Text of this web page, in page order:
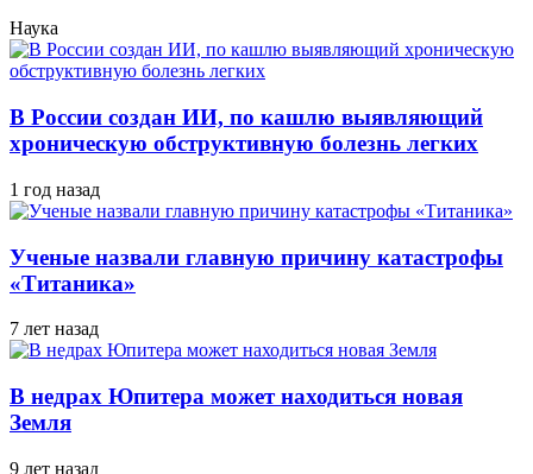
Наука
В России создан ИИ, по кашлю выявляющий
хроническую обструктивную болезнь легких
1 год назад
Ученые назвали главную причину катастрофы
«Титаника»
7 лет назад
В недрах Юпитера может находиться новая
Земля
9 лет назад